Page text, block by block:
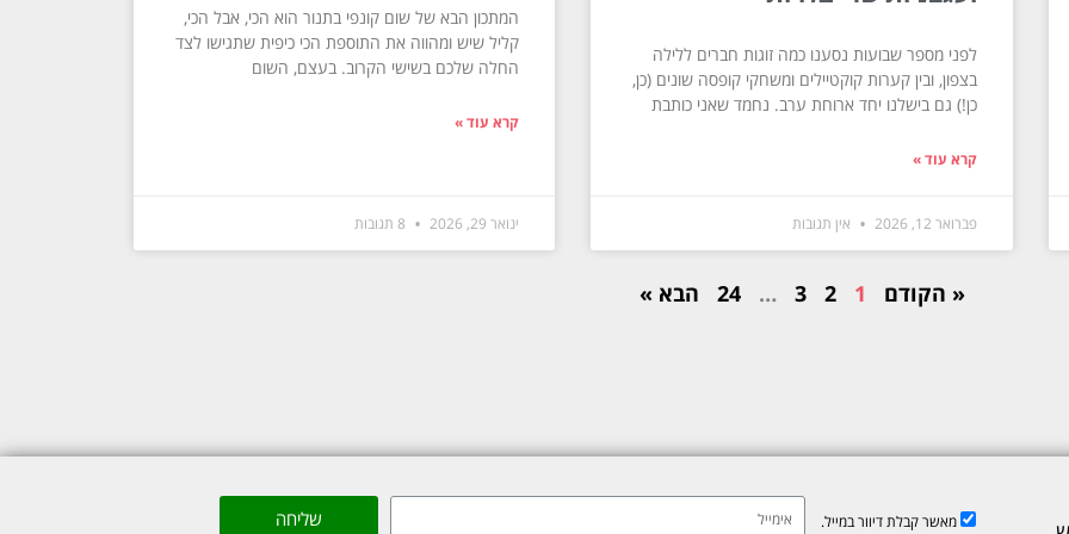
לפני מספר שבועות נסענו כמה זוגות חברים ללילה
בצפון, ובין קערות קוקטיילים ומשחקי קופסה שונים (כן,
כן!) גם בישלנו יחד ארוחת ערב. נחמד שאני כותבת
קרא עוד »
פברואר 12, 2026 אין תגובות
המתכון הבא של שום קונפי בתנור הוא הכי, אבל הכי,
קליל שיש ומהווה את התוספת הכי כיפית שתגישו לצד
החלה שלכם בשישי הקרוב. בעצם, השום
קרא עוד »
ינואר 29, 2026
« הקודם 1
2
3
…
24 הבא »
Made with ❤ by box מאשר קבלת דיוור במייל. שליחה